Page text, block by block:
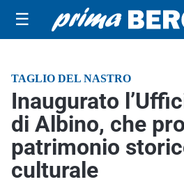
☰
TAGLIO DEL NASTRO
Inaugurato
di Albino, che
patrimonio
culturale